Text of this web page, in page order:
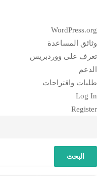
المساعدة
على ووردبريس
واقتراحات
Log